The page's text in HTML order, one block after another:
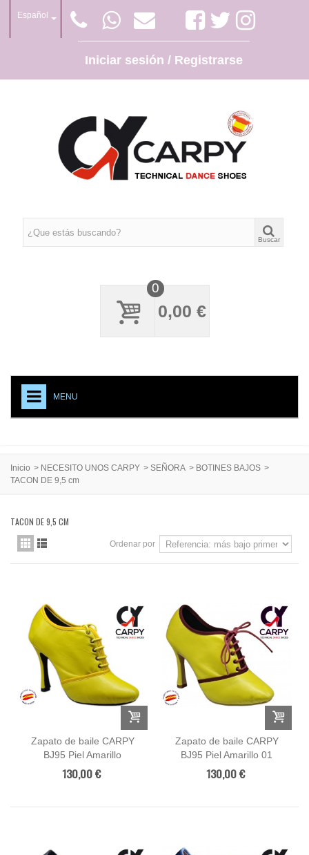
Español
Iniciar sesión / Registrarse
Buscar
0
0,00 €
MENU
MEDIAS PROFESIONALES
CREACIONES ESPECIALES
CARPY, PRODUCTO DE CALIDAD
Inicio > NECESITO UNOS CARPY > SEÑORA > BOTINES BAJOS >
TACON DE 9,5 cm
TACON DE 9,5 CM
Ordenar por
Zapato de baile CARPY
BJ95 Piel Amarillo
130,00 €
Zapato de baile CARPY
BJ95 Piel Amarillo 01
130,00 €